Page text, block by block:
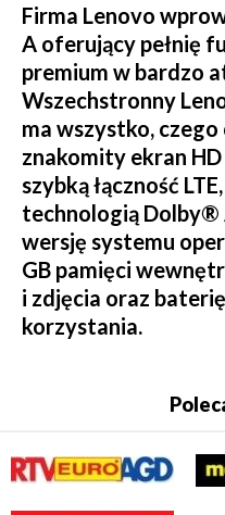
Firma Lenovo
A oferujący pełnię
premium w bardzo
Wszechstronny
ma wszystko,
znakomity ekran
szybką łączność
technologią Dolby®
wersję systemu
GB pamięci
i zdjęcia oraz
korzystania.